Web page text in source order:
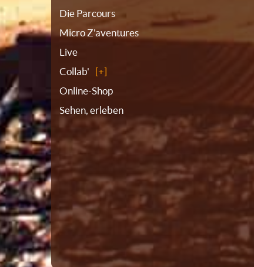
Die Parcours
Micro Z'aventures
Live
Collab'
Online-Shop
Sehen, erleben